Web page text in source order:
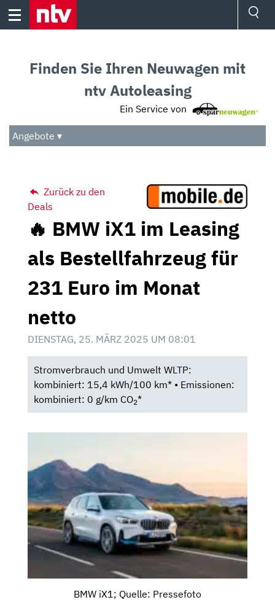
Skip
Audio
Das Beste
Finden Sie Ihren Neuwagen mit
ntv Autoleasing
Ein Service von
Angebote ▾
Zurück zu den
Deals
🔥 BMW iX1 im Leasing
als Bestellfahrzeug für
231 Euro im Monat
netto
DIENSTAG, 25. MÄRZ 2025 UM 08:01
Stromverbrauch und Umwelt WLTP:
kombiniert: 15,4 kWh/100 km* • Emissionen:
kombiniert: 0 g/km CO2*
BMW iX1; Quelle: Pressefoto